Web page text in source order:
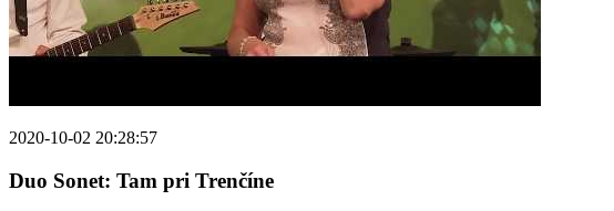
2020-10-02 20:28:57
Duo Sonet: Tam pri Trenčíne